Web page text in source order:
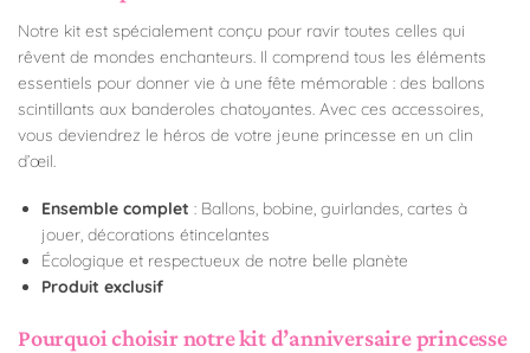
Notre kit est spécialement conçu pour ravir toutes celles qui
rêvent de mondes enchanteurs. Il comprend tous les éléments
essentiels pour donner vie à une fête mémorable : des ballons
scintillants aux banderoles chatoyantes. Avec ces accessoires,
vous deviendrez le héros de votre jeune princesse en un clin
d’œil.
Ensemble complet : Ballons, bobine, guirlandes, cartes à
jouer, décorations étincelantes
Écologique et respectueux de notre belle planète
Produit exclusif
Pourquoi choisir notre kit d’anniversaire princesse